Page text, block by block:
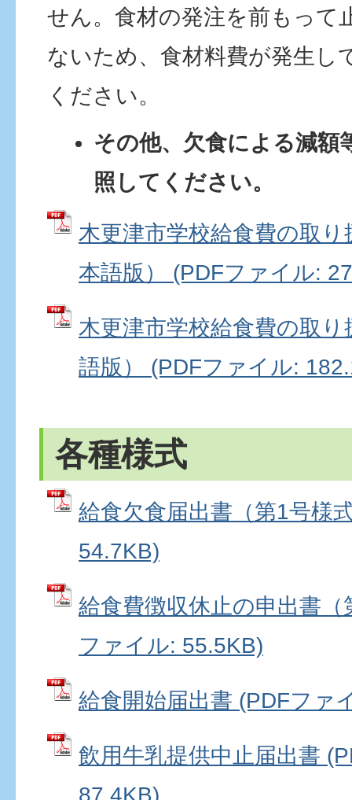
せん。食材の発注を前もって
ないため、食材料費が発生し
ください。
その他、欠食による減額
照してください。
木更津市学校給食費の取
本語版） (PDFファイル:
木更津市学校給食費の取
語版） (PDFファイル:
各種様式
給食欠食届出書（第1号様
54.7KB)
給食費徴収休止の申出書（
ファイル: 55.5KB)
給食開始届出書 (PDFファ
飲用牛乳提供中止届出書
87.4KB)